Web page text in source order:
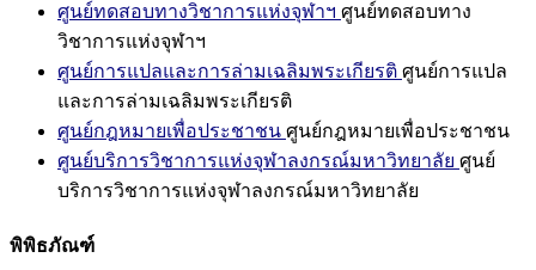
ศูนย์ทดสอบทางวิชาการแห่งจุฬาฯ ศูนย์ทดสอบทาง
วิชาการแห่งจุฬาฯ
ศูนย์การแปลและการล่ามเฉลิมพระเกียรติ ศูนย์การแปล
และการล่ามเฉลิมพระเกียรติ
ศูนย์กฎหมายเพื่อประชาชน ศูนย์กฎหมายเพื่อประชาชน
ศูนย์บริการวิชาการแห่งจุฬาลงกรณ์มหาวิทยาลัย ศูนย์
บริการวิชาการแห่งจุฬาลงกรณ์มหาวิทยาลัย
พิพิธภัณฑ์